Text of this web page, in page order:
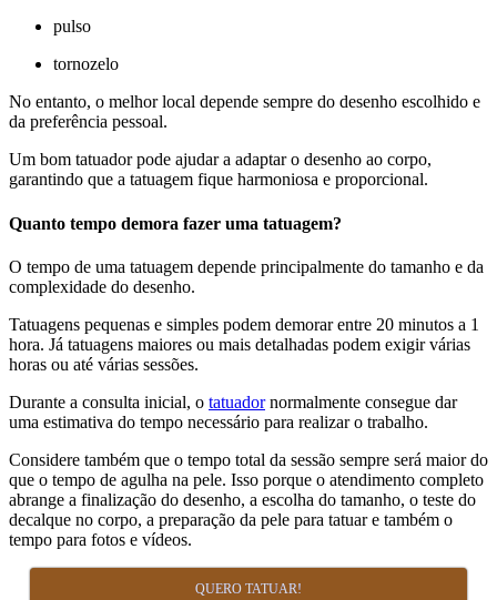
pulso
tornozelo
No entanto, o melhor local depende sempre do desenho escolhido e
da preferência pessoal.
Um bom tatuador pode ajudar a adaptar o desenho ao corpo,
garantindo que a tatuagem fique harmoniosa e proporcional.
Quanto tempo demora fazer uma tatuagem?
O tempo de uma tatuagem depende principalmente do tamanho e da
complexidade do desenho.
Tatuagens pequenas e simples podem demorar entre 20 minutos a 1
hora. Já tatuagens maiores ou mais detalhadas podem exigir várias
horas ou até várias sessões.
Durante a consulta inicial, o tatuadornormalmente consegue dar
uma estimativa do tempo necessário para realizar o trabalho.
Considere também que o tempo total da sessão sempre será maior do
que o tempo de agulha na pele. Isso porque o atendimento completo
abrange a finalização do desenho, a escolha do tamanho, o teste do
decalque no corpo, a preparação da pele para tatuar e também o
tempo para fotos e vídeos.
QUERO TATUAR!